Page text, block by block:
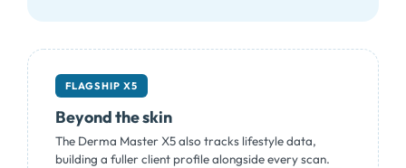
FLAGSHIP X5
Beyond the skin
The Derma Master X5 also tracks lifestyle data,
building a fuller client profile alongside every scan.